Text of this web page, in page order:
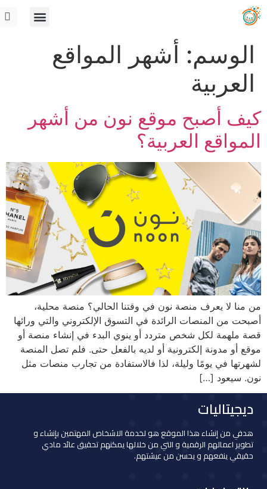
الوسم: أشهر المواقع
العربية
كيف أصبح موقع نون من أشهر
المواقع العربية؟
من منا لا يعرف منصة نون في وقتنا الحالي؟ منصة محلية،
أصبحت من المنصات الرائدة في التسوق الإلكتروني والتي ورائها
قصة ملهمة لكل شخص متردد أو ينوي البدء في إنشاء منصة أو
موقع أو مدونة إلكترونية أو لديه بالفعل حتى. فلم تصل المنصة
لشهرتها في يومًا وليلة، لذا فالاستفادة من تجارب منصات مثل
نون. سيعود […]
ديجيتاليات
هدفي من إنشاء هذا الموقع هو لخدمة الاشخاص المهتمين بإنشاء و
تطوير اعمالهم الرقمية و التي من خلالها يمكنهم تحقيق عائد مادي
حقيقي ينفعهم و يحسن من عيشتهم.